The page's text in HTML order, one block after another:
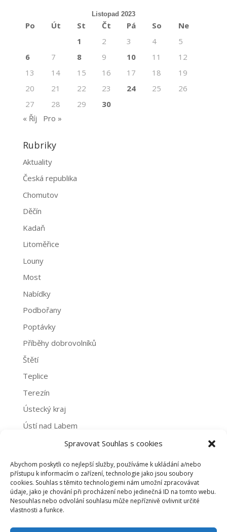
Spravovat Souhlas s cookies
Abychom poskytli co nejlepší služby, používáme k ukládání a/nebo
přístupu k informacím o zařízení, technologie jako jsou soubory
cookies. Souhlas s těmito technologiemi nám umožní zpracovávat
údaje, jako je chování při procházení nebo jedinečná ID na tomto webu.
Nesouhlas nebo odvolání souhlasu může nepříznivě ovlivnit určité
vlastnosti a funkce.
Listopad 2023
Po Út St Čt Pá So
Ne
1
2 3 4
5
6
7 8 9 10 11
12
13
14 15 16 17 18
19
20
21 22 23 24 25
26
27
28 29
30
« Říj
Pro »
Rubriky
Aktuality
Česká republika
Chomutov
Děčín
Kadaň
Litoměřice
Louny
Most
Nabídky
Podbořany
Poptávky
Příběhy dobrovolníků
Štětí
Teplice
Terezín
Ústecký kraj
Ústí nad Labem
Archivy
Archivy